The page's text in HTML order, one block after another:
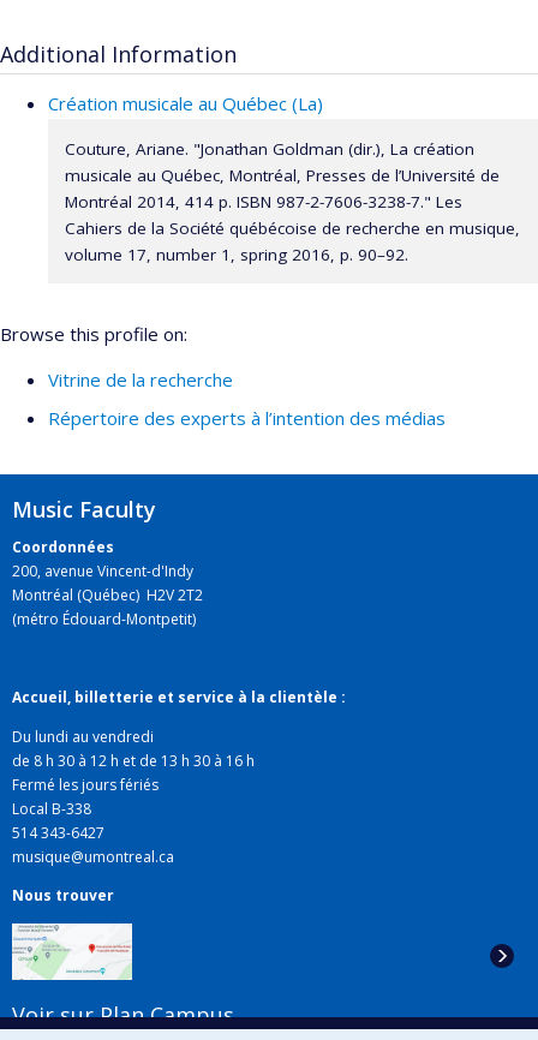
Additional Information
Création musicale au Québec (La)
Couture, Ariane. "Jonathan Goldman (dir.), La création
musicale au Québec, Montréal, Presses de l’Université de
Montréal 2014, 414 p. ISBN 987-2-7606-3238-7." Les
Cahiers de la Société québécoise de recherche en musique,
volume 17, number 1, spring 2016, p. 90–92.
Browse this profile on:
Vitrine de la recherche
Répertoire des experts à l’intention des médias
Music Faculty
Coordonnées
200, avenue Vincent-d'Indy
Montréal (Québec) H2V 2T2
(métro Édouard-Montpetit)
Accueil, billetterie et service à la clientèle :
Du lundi au vendredi
de 8 h 30 à 12 h et de 13 h 30 à 16 h
Fermé les jours fériés
Local B-338
514 343-6427
musique@umontreal.ca
Nous trouver
Voir sur Plan Campus